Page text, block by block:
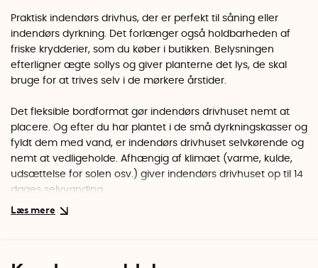
Praktisk indendørs drivhus, der er perfekt til såning eller
indendørs dyrkning. Det forlænger også holdbarheden af
friske krydderier, som du køber i butikken. Belysningen
efterligner ægte sollys og giver planterne det lys, de skal
bruge for at trives selv i de mørkere årstider.
Det fleksible bordformat gør indendørs drivhuset nemt at
placere. Og efter du har plantet i de små dyrkningskasser og
fyldt dem med vand, er indendørs drivhuset selvkørende og
nemt at vedligeholde. Afhængig af klimaet (varme, kulde,
udsættelse for solen osv.) giver indendørs drivhuset op til 14
dages selvvanding.